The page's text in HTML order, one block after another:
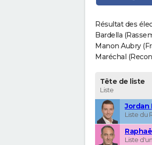
Résultat des
Bardella
Manon Aubry
Maréchal
Tête de liste
Liste
Jordan
Liste du
Liste